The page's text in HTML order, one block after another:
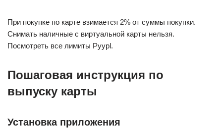
При покупке по карте взимается 2% от суммы покупки.
Снимать наличные с виртуальной карты нельзя.
Посмотреть все лимиты Pyypl.
Пошаговая инструкция по
выпуску карты
Установка приложения